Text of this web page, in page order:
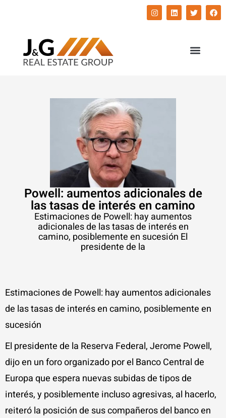
Powell: aumentos adicionales de
las tasas de interés en camino
Estimaciones de Powell: hay aumentos
adicionales de las tasas de interés en
camino, posiblemente en sucesión El
presidente de la
Estimaciones de Powell: hay aumentos adicionales
de las tasas de interés en camino, posiblemente en
sucesión
El presidente de la Reserva Federal, Jerome Powell,
dijo en un foro organizado por el Banco Central de
Europa que espera nuevas subidas de tipos de
interés, y posiblemente incluso agresivas, al hacerlo,
reiteró la posición de sus compañeros del banco en